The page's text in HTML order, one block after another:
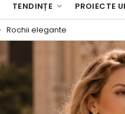
TENDINȚE PROIECTE
Rochii elegante